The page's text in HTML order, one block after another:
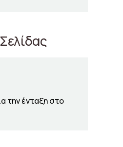
την ένταξη στο